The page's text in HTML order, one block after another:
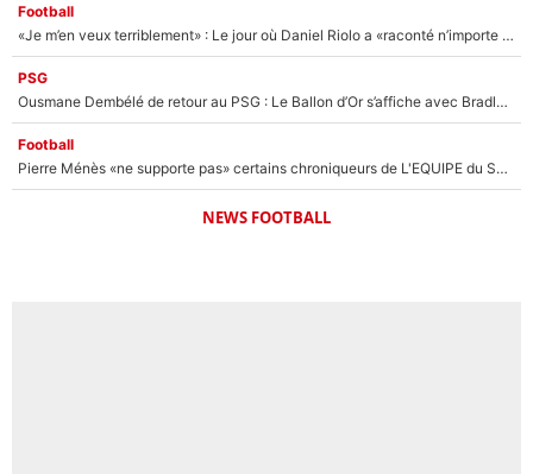
Football
«Je m’en veux terriblement» : Le jour où Daniel Riolo a «raconté n’importe quoi» dans l'After Foot !
PSG
Ousmane Dembélé de retour au PSG : Le Ballon d’Or s’affiche avec Bradley Barcola en plein cœur du feuilleton sur son départ !
Football
Pierre Ménès «ne supporte pas» certains chroniqueurs de L'EQUIPE du Soir : Ils vont tous partir !
NEWS FOOTBALL